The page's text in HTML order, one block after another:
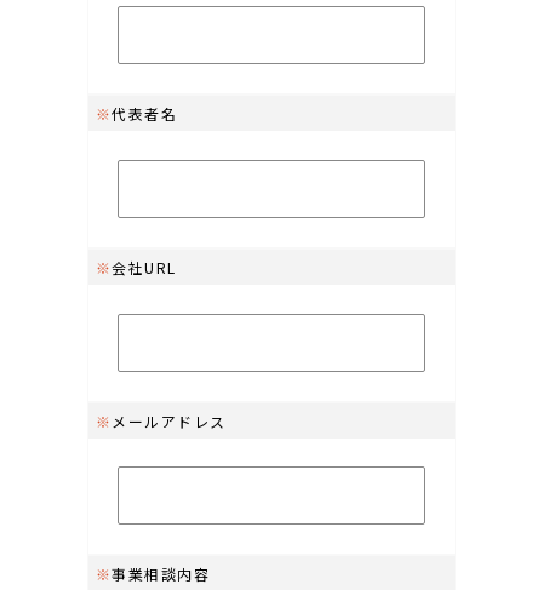
※代表者名
※会社URL
※ メールアドレス
※事業相談内容